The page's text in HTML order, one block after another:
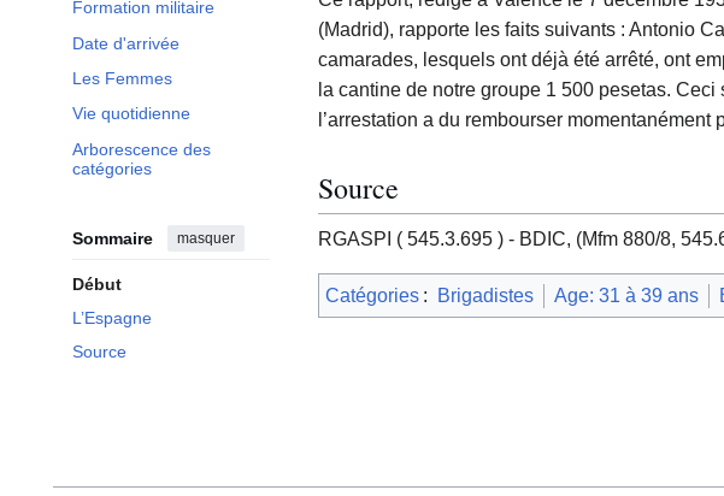
Formation militaire
Date d'arrivée
Les Femmes
Vie quotidienne
Arborescence des
catégories
Sommaire masquer
Début
L’Espagne
Source
(Madrid), rapporte les faits suivants : Antonio
camarades, lesquels ont déjà été arrêté, ont
la cantine de notre groupe 1 500 pesetas.
l’arrestation a du rembourser
Source
RGASPI ( 545.3.695 ) - BDIC, (Mfm 880/8,
Catégories : Brigadistes Age: 31 à 39 ans